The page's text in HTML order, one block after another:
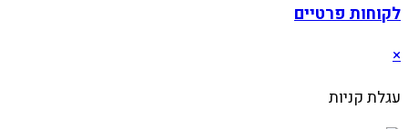
לקוחות פרטיים
×
עגלת קניות